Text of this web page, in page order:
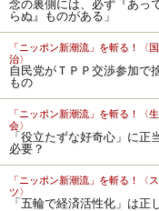
念の裏側には、必ず『あっ
らぬ』ものがある」
「ニッポン新潮流」を斬る！〈
治〉
自民党がＴＰＰ交渉参加で
もの
「ニッポン新潮流」を斬る！〈
会〉
「役立たずな好奇心」に正
必要？
「ニッポン新潮流」を斬る！〈
ツ〉
「五輪で経済活性化」は正